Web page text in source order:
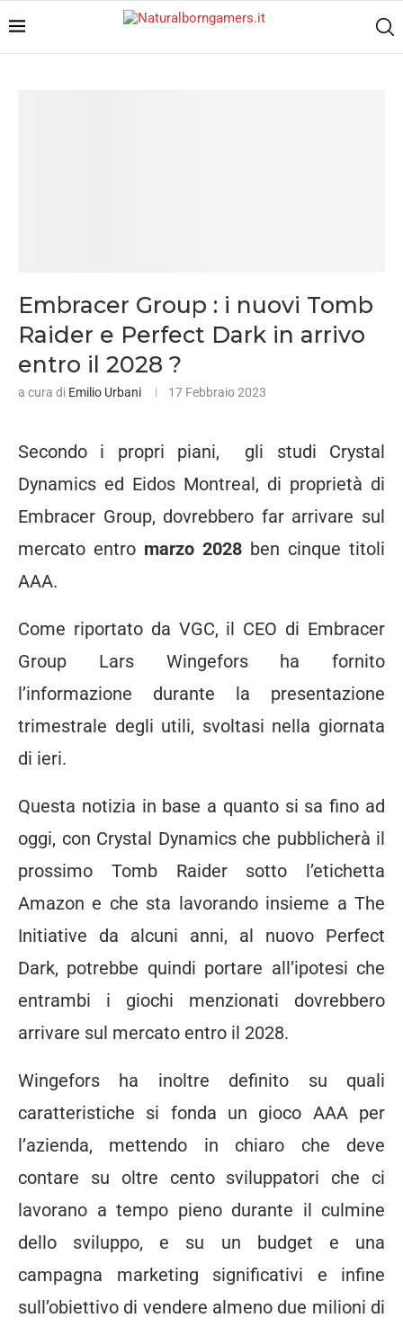
Embracer Group : i nuovi Tomb
Raider e Perfect Dark in arrivo
entro il 2028 ?
a cura di Emilio Urbani 17 Febbraio 2023
Secondo i propri piani, gli studi Crystal
Dynamics ed Eidos Montreal, di proprietà di
Embracer Group, dovrebbero far arrivare sul
mercato entro marzo 2028 ben cinque titoli
AAA.
Come riportato da VGC, il CEO di Embracer
Group Lars Wingefors ha fornito
l’informazione durante la presentazione
trimestrale degli utili, svoltasi nella giornata
di ieri.
Questa notizia in base a quanto si sa fino ad
oggi, con Crystal Dynamics che pubblicherà il
prossimo Tomb Raider sotto l’etichetta
Amazon e che sta lavorando insieme a The
Initiative da alcuni anni, al nuovo Perfect
Dark, potrebbe quindi portare all’ipotesi che
entrambi i giochi menzionati dovrebbero
arrivare sul mercato entro il 2028.
Wingefors ha inoltre definito su quali
caratteristiche si fonda un gioco AAA per
l’azienda, mettendo in chiaro che deve
contare su oltre cento sviluppatori che ci
lavorano a tempo pieno durante il culmine
dello sviluppo, e su un budget e una
campagna marketing significativi e infine
sull’obiettivo di vendere almeno due milioni di